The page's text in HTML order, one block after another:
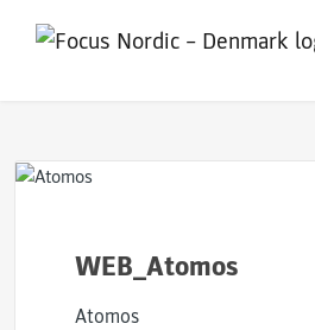
WEB_Atomos
Atomos